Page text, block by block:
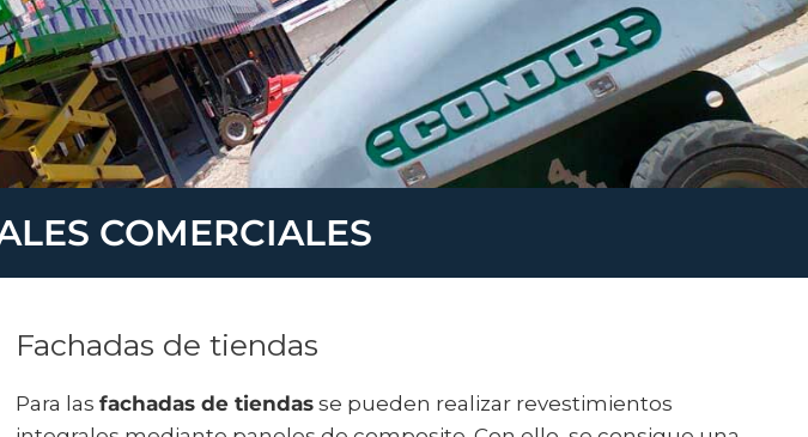
COMERCIALES
Fachadas de tiendas
Para las fachadas de tiendas se pueden realizar revestimientos